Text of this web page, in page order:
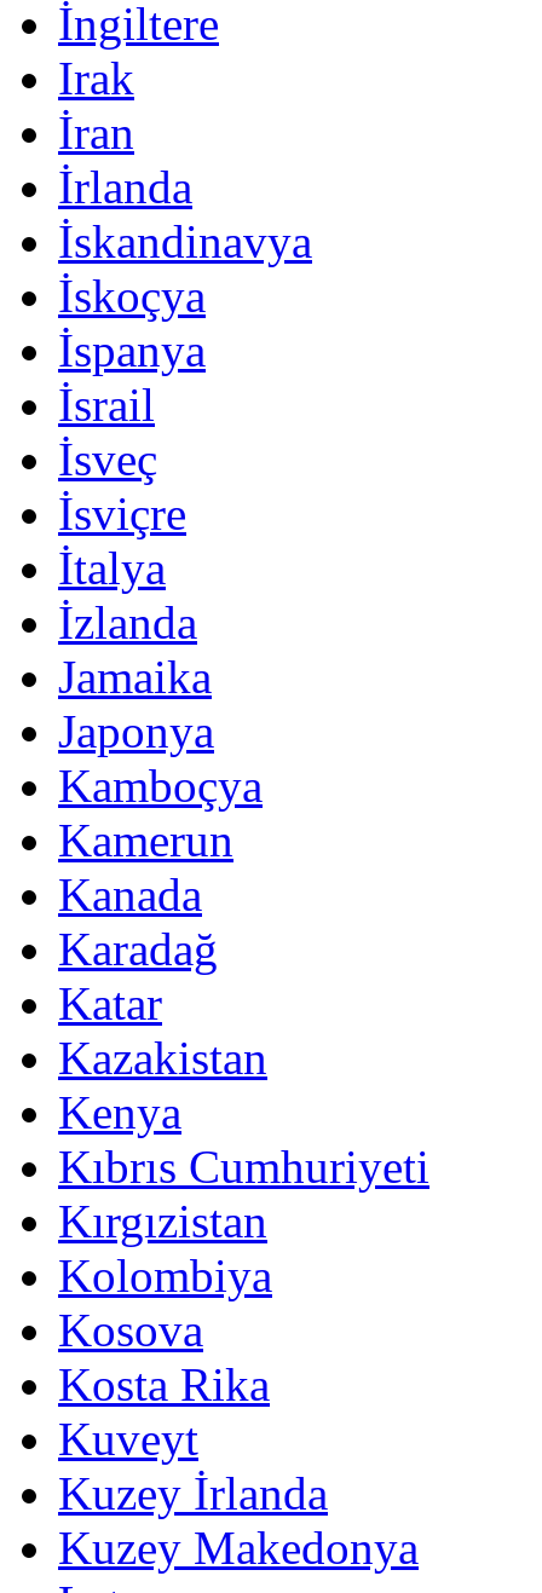
İngiltere
Irak
İran
İrlanda
İskandinavya
İskoçya
İspanya
İsrail
İsveç
İsviçre
İtalya
İzlanda
Jamaika
Japonya
Kamboçya
Kamerun
Kanada
Karadağ
Katar
Kazakistan
Kenya
Kıbrıs Cumhuriyeti
Kırgızistan
Kolombiya
Kosova
Kosta Rika
Kuveyt
Kuzey İrlanda
Kuzey Makedonya